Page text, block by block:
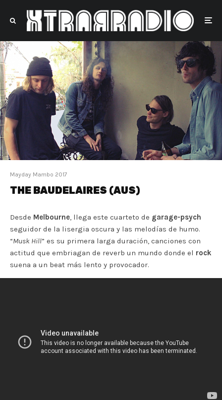
Mayday Mambo 2017
THE BAUDELAIRES (AUS)
Desde Melbourne, llega este cuarteto de garage-psych
seguidor de la lisergia oscura y las melodías de humo.
“Musk Hill” es su primera larga duración, canciones con
actitud que embriagan de reverb un mundo donde el rock
suena a un beat más lento y provocador.